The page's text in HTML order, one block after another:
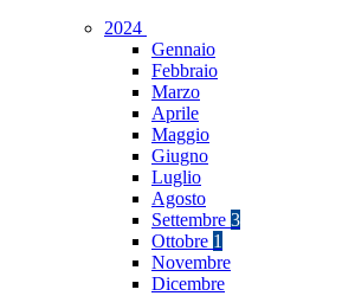
2024
Gennaio
Febbraio
Marzo
Aprile
Maggio
Giugno
Luglio
Agosto
Settembre 3
Ottobre 1
Novembre
Dicembre